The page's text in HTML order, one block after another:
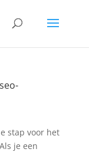
stap voor het
je een